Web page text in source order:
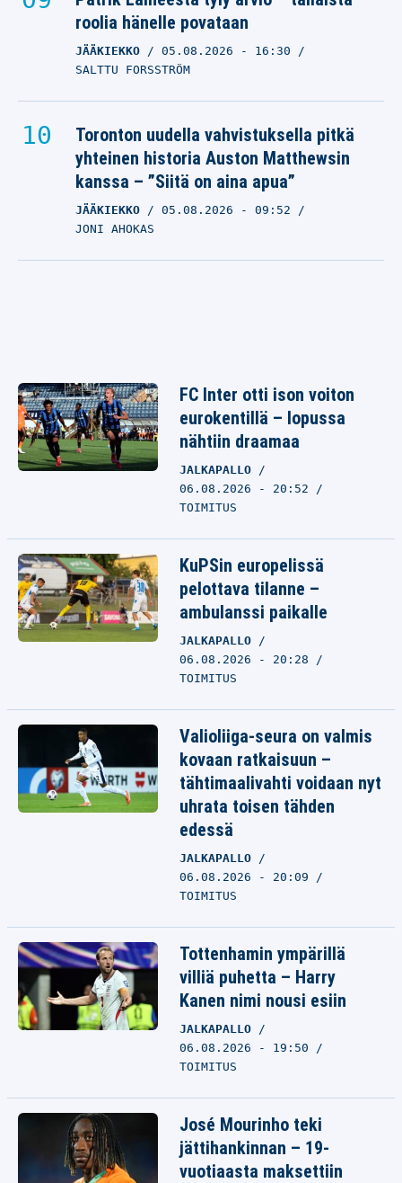
roolia hänelle povataan
JÄÄKIEKKO 05.08.2026 - 16:30
SALTTU FORSSTRÖM
Toronton uudella vahvistuksella pitkä
yhteinen historia Auston Matthewsin
kanssa – ”Siitä on aina apua”
JÄÄKIEKKO 05.08.2026 - 09:52
JONI AHOKAS
FC Inter otti ison voiton
eurokentillä – lopussa
nähtiin draamaa
JALKAPALLO
06.08.2026 - 20:52
TOIMITUS
KuPSin europelissä
pelottava tilanne –
ambulanssi paikalle
JALKAPALLO
06.08.2026 - 20:28
TOIMITUS
Valioliiga-seura on valmis
kovaan ratkaisuun –
tähtimaalivahti voidaan nyt
uhrata toisen tähden
edessä
JALKAPALLO
06.08.2026 - 20:09
TOIMITUS
Tottenhamin ympärillä
villiä puhetta – Harry
Kanen nimi nousi esiin
JALKAPALLO
06.08.2026 - 19:50
TOIMITUS
José Mourinho teki
jättihankinnan – 19-
vuotiaasta maksettiin